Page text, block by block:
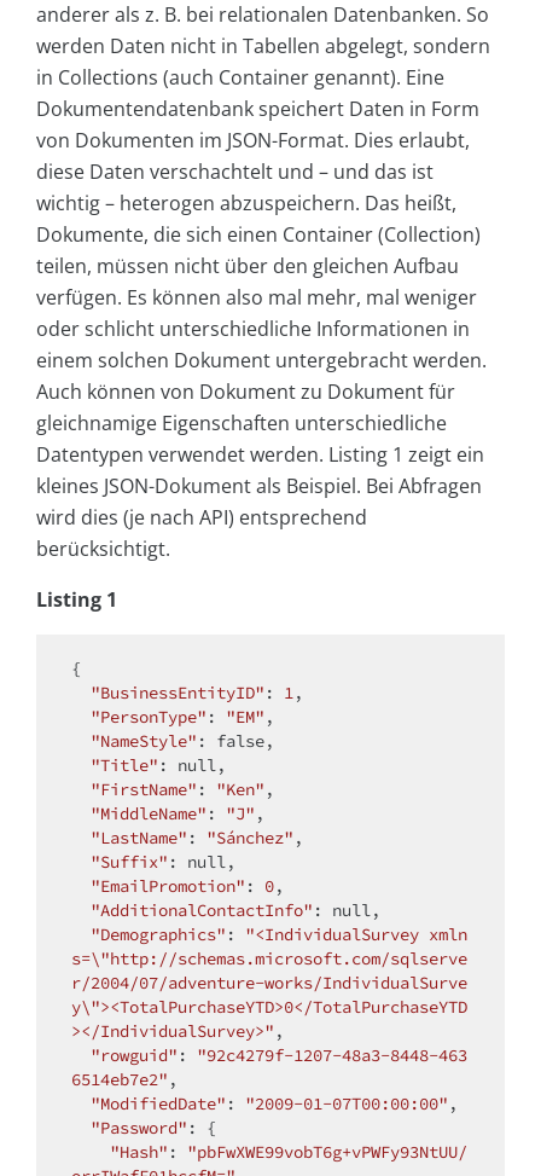
anderer als z. B. bei relationalen Datenbanken. So
werden Daten nicht in Tabellen abgelegt, sondern
in Collections (auch Container genannt). Eine
Dokumentendatenbank speichert Daten in Form
von Dokumenten im JSON-Format. Dies erlaubt,
diese Daten verschachtelt und – und das ist
wichtig – heterogen abzuspeichern. Das heißt,
Dokumente, die sich einen Container (Collection)
teilen, müssen nicht über den gleichen Aufbau
verfügen. Es können also mal mehr, mal weniger
oder schlicht unterschiedliche Informationen in
einem solchen Dokument untergebracht werden.
Auch können von Dokument zu Dokument für
gleichnamige Eigenschaften unterschiedliche
Datentypen verwendet werden. Listing 1 zeigt ein
kleines JSON-Dokument als Beispiel. Bei Abfragen
wird dies (je nach API) entsprechend
berücksichtigt.
Listing 1
{
"BusinessEntityID" : 1,
"PersonType" : "EM" ,
"NameStyle" : false,
"Title" : null,
"FirstName" : "Ken" ,
"MiddleName" : "J" ,
"LastName" : "Sánchez" ,
"Suffix" : null,
"EmailPromotion" : 0,
"AdditionalContactInfo" : null,
"Demographics" : "<IndividualSurvey xmln
s=\"http://schemas.microsoft.com/sqlserve
r/2004/07/adventure-works/IndividualSurve
y\"><TotalPurchaseYTD>0</TotalPurchaseYTD
></IndividualSurvey>" ,
"rowguid" : "92c4279f-1207-48a3-8448-463
6514eb7e2" ,
"ModifiedDate" : "2009-01-07T00:00:00" ,
"Password" : {
"Hash" : "pbFwXWE99vobT6g+vPWFy93NtUU/